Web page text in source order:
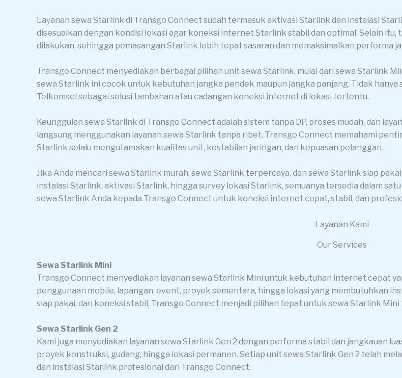
Layanan sewa Starlink di Transgo Connect sudah termasuk aktivasi Starlink dan instalasi
disesuaikan dengan kondisi lokasi agar koneksi internet Starlink stabil dan optimal. Selain
dilakukan, sehingga pemasangan Starlink lebih tepat sasaran dan memaksimalkan performa
Transgo Connect menyediakan berbagai pilihan unit sewa Starlink, mulai dari sewa Starlink
sewa Starlink ini cocok untuk kebutuhan jangka pendek maupun jangka panjang. Tidak
Telkomsel sebagai solusi tambahan atau cadangan koneksi internet di lokasi tertentu.
Keunggulan sewa Starlink di Transgo Connect adalah sistem tanpa DP, proses mudah, dan
langsung menggunakan layanan sewa Starlink tanpa ribet. Transgo Connect memahami
Starlink selalu mengutamakan kualitas unit, kestabilan jaringan, dan kepuasan pelanggan.
Jika Anda mencari sewa Starlink murah, sewa Starlink terpercaya, dan sewa Starlink siap
instalasi Starlink, aktivasi Starlink, hingga survey lokasi Starlink, semuanya tersedia dalam
sewa Starlink Anda kepada Transgo Connect untuk koneksi internet cepat, stabil, dan
Layanan Kami
Our Services
Sewa Starlink Mini
Transgo Connect menyediakan layanan sewa Starlink Mini untuk kebutuhan internet cepat
penggunaan mobile, lapangan, event, proyek sementara, hingga lokasi yang membutuhkan
siap pakai, dan koneksi stabil, Transgo Connect menjadi pilihan tepat untuk sewa Starlink
Sewa Starlink Gen 2
Kami juga menyediakan layanan sewa Starlink Gen 2 dengan performa stabil dan jangkauan
proyek konstruksi, gudang, hingga lokasi permanen. Setiap unit sewa Starlink Gen 2 telah
dan instalasi Starlink profesional dari Transgo Connect.